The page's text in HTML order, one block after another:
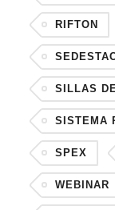
RIFTON
SILLAS
SISTEMA
SPEX
WEBINAR